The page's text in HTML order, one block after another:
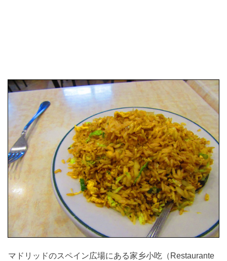
マドリッドのスペイン広場にある家乡小吃（Restaurante